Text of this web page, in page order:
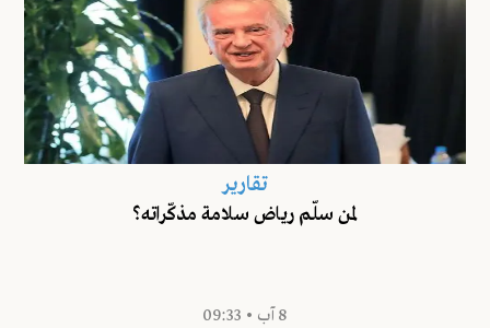
تقارير
لمن سلّم رياض سلامة مذكّراته؟
8 آب • 09:33